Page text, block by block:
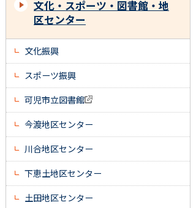
文化・スポーツ・図書館・地
区センター
文化振興
スポーツ振興
可児市立図書館
今渡地区センター
川合地区センター
下恵土地区センター
土田地区センター